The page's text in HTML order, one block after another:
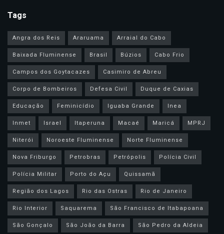
Tags
Angra dos Reis Araruama
Arraial do Cabo
Baixada Fluminense
Brasil Búzios
Cabo Frio
Campos dos Goytacazes
Casimiro de Abreu
Corpo de Bombeiros
Defesa Civil
Duque de Caxias
Educação
Feminicídio Iguaba Grande
Inea
Inmet
Israel Itaperuna Macaé Maricá
MPRJ
Niterói
Noroeste Fluminense
Norte Fluminense
Nova Friburgo
Petrobras Petrópolis
Polícia Civil
Polícia Militar
Porto do Açu
Quissamã
Região dos Lagos
Rio das Ostras
Rio de Janeiro
Rio Interior
Saquarema
São Francisco de Itabapoana
São Gonçalo
São João da Barra
São Pedro da Aldeia